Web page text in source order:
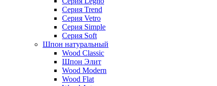
Серия Trend
Серия Vetro
Серия Simple
Серия Soft
Шпон натуральный
Wood Classic
Шпон Элит
Wood Modern
Wood Flat